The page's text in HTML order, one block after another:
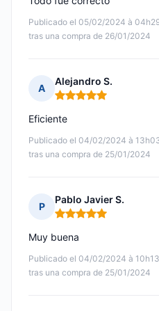
Publicado el 05/02/2024 à
tras una compra de 26/01/2024
A
Alejandro S.
Nota: 5 de 5
Publicado el 04/02/2024 à
tras una compra de 25/01/2024
Eficiente
P
Pablo Javier S.
Nota: 5 de 5
Publicado el 04/02/2024 à 10h13
tras una compra de 25/01/2024
Muy buena